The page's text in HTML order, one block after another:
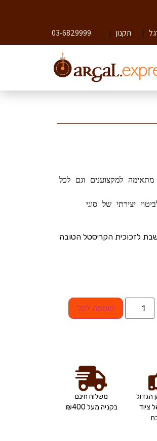
|
|תקנון 03-6829999
לזכוכית הקריסטל הטובה
הוספה לסל
הגדול
ציוד
משלוח חינם
בקניה מעל ₪400